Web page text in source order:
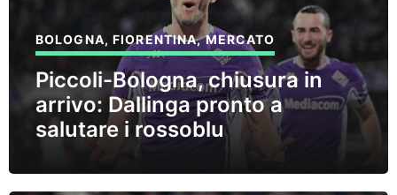
BOLOGNA,FIORENTINA,MERCATO
Piccoli-Bologna, chiusura in
arrivo: Dallinga pronto a
salutare i rossoblu